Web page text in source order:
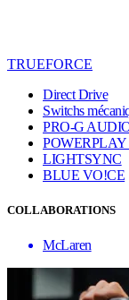
TRUEFORCE
Direct Drive
Switchs
PRO-G
LIGHTSYNC
BLUE VO!CE
COLLABORATIONS
McLaren